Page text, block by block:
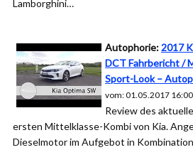
Lamborghini…
Autophorie:2017
DCT Fahrbericht /
Sport-Look –
vom: 01.05.2017
Review des
ersten Mittelklasse-Kombi von Kia.
Dieselmotor im Aufgebot in